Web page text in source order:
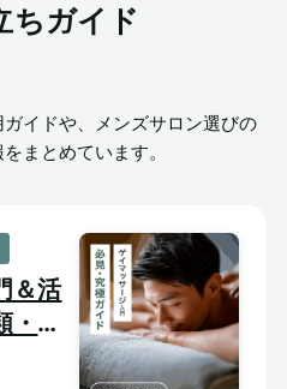
ちガイド
イドや、メンズサロン選びの
まとめています。
＆活
・選
ド